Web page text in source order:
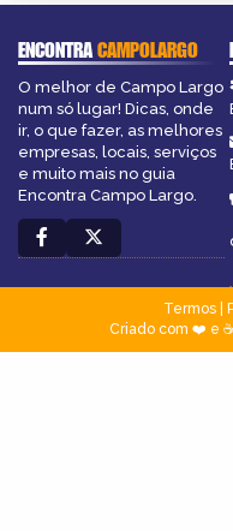
ENCONTRACAMPOLARGO
O melhor de Campo Largo
num só lugar! Dicas, onde
ir, o que fazer, as melhores
empresas, locais, serviços
e muito mais no guia
Encontra Campo Largo.
Termos|
Criado com ❤️ e